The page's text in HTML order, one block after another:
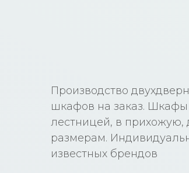
Производство
шкафов на заказ. Шкафы
лестницей, в
размерам.
известных брендов